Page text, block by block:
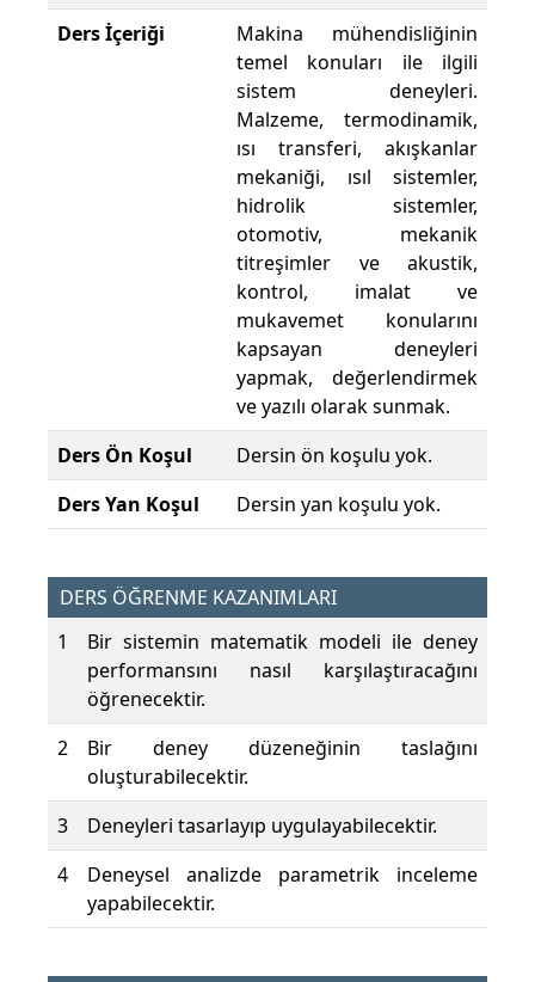
Ders İçeriği
Makina mühendisliğinin
temel konuları ile ilgili
sistem deneyleri.
Malzeme, termodinamik,
ısı transferi, akışkanlar
mekaniği, ısıl sistemler,
hidrolik sistemler,
otomotiv, mekanik
titreşimler ve akustik,
kontrol, imalat ve
mukavemet konularını
kapsayan deneyleri
yapmak, değerlendirmek
ve yazılı olarak sunmak.
Ders Ön Koşul
Dersin ön koşulu yok.
Ders Yan Koşul
Dersin yan koşulu yok.
DERS ÖĞRENME KAZANIMLARI
1
Bir sistemin matematik modeli ile deney
performansını nasıl karşılaştıracağını
öğrenecektir.
2
Bir deney düzeneğinin taslağını
oluşturabilecektir.
3
Deneyleri tasarlayıp uygulayabilecektir.
4
Deneysel analizde parametrik inceleme
yapabilecektir.